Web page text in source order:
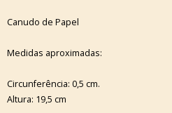
Canudo de Papel
Medidas aproximadas:
Circunferência: 0,5 cm.
Altura: 19,5 cm